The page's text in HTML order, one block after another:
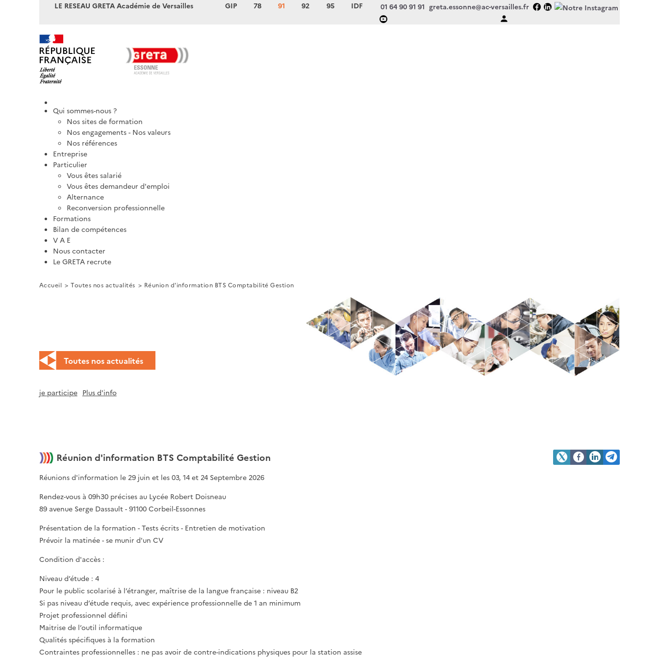
LE RESEAU GRETA Académie de Versailles GIP 78 91 92 95 IDF 01 64 90 91 91 greta.essonne@ac-versailles.fr
Qui sommes-nous ?
Nos sites de formation
Nos engagements - Nos valeurs
Nos références
Entreprise
Particulier
Vous êtes salarié
Vous êtes demandeur d'emploi
Alternance
Reconversion professionnelle
Formations
Bilan de compétences
V A E
Nous contacter
Le GRETA recrute
Accueil Toutes nos actualités Réunion d'information BTS Comptabilité Gestion
Toutes nos actualités
je participe Plus d'info
Réunion d'information BTS Comptabilité Gestion
Réunions d'information le 29 juin et les 03, 14 et 24 Septembre 2026
Rendez-vous à 09h30 précises au Lycée Robert Doisneau
89 avenue Serge Dassault - 91100 Corbeil-Essonnes
Présentation de la formation - Tests écrits - Entretien de motivation
Prévoir la matinée - se munir d'un CV
Condition d'accès :
Niveau d’étude : 4
Pour le public scolarisé à l’étranger, maîtrise de la langue française : niveau B2
Si pas niveau d’étude requis, avec expérience professionnelle de 1 an minimum
Projet professionnel défini
Maitrise de l’outil informatique
Qualités spécifiques à la formation
Contraintes professionnelles : ne pas avoir de contre-indications physiques pour la station assise